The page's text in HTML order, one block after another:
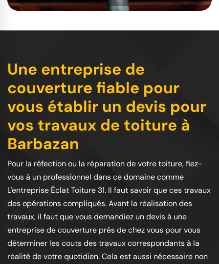
Une entreprise de
couverture fiable pour
vous établir un devis pour
vos travaux de toiture à
Barbazan
Pour la réfection ou la réparation de votre toiture, fiez-
vous à un professionnel dans ce domaine comme
L'entreprise Éclat Toiture 31. Il faut savoir que ces travaux
des opérations compliqués. Avant la réalisation des
travaux, il faut que vous demandiez un devis à une
entreprise de couverture près de chez vous pour vous
déterminer les couts des travaux correspondants à la
réalité de votre quotidien. Cela est aussi nécessaire non